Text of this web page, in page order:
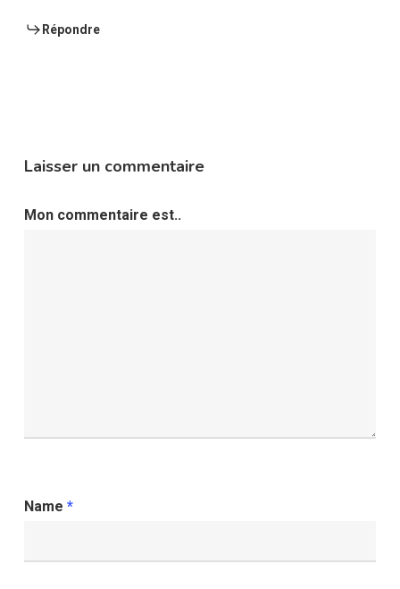
Répondre
Laisser un commentaire
Mon commentaire est..
Name *